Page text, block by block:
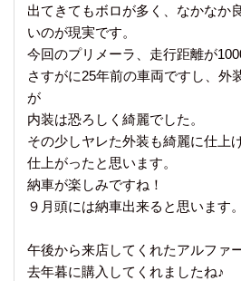
出てきてもボロが多く、なかなか
いのが現実です。
今回のプリメーラ、走行距離が
さすがに25年前の車両ですし、外
が
内装は恐ろしく綺麗でした。
その少しヤレた外装も綺麗に仕上
仕上がったと思います。
納車が楽しみですね！
９月頭には納車出来ると思います。
午後から来店してくれたアルファ
去年暮に購入してくれましたね♪